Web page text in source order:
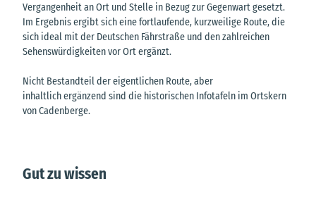
Vergangenheit an Ort und Stelle in Bezug zur Gegenwart gesetzt.
Im Ergebnis ergibt sich eine fortlaufende, kurzweilige Route, die
sich ideal mit der Deutschen Fährstraße und den zahlreichen
Sehenswürdigkeiten vor Ort ergänzt.
Nicht Bestandteil der eigentlichen Route, aber
inhaltlich ergänzend sind die historischen Infotafeln im Ortskern
von Cadenberge.
Gut zu wissen